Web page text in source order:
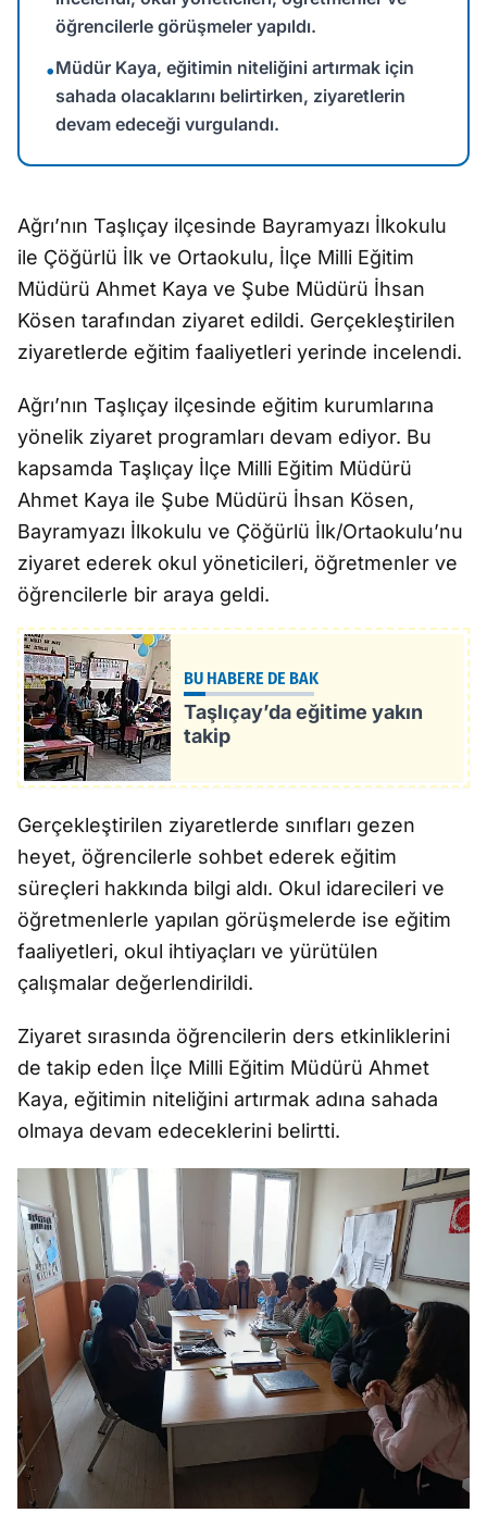
öğrencilerle görüşmeler yapıldı.
•Müdür Kaya, eğitimin niteliğini artırmak için
sahada olacaklarını belirtirken, ziyaretlerin
devam edeceği vurgulandı.
Ağrı’nın Taşlıçay ilçesinde Bayramyazı İlkokulu
ile Çöğürlü İlk ve Ortaokulu, İlçe Milli Eğitim
Müdürü Ahmet Kaya ve Şube Müdürü İhsan
Kösen tarafından ziyaret edildi. Gerçekleştirilen
ziyaretlerde eğitim faaliyetleri yerinde incelendi.
Ağrı’nın Taşlıçay ilçesinde eğitim kurumlarına
yönelik ziyaret programları devam ediyor. Bu
kapsamda Taşlıçay İlçe Milli Eğitim Müdürü
Ahmet Kaya ile Şube Müdürü İhsan Kösen,
Bayramyazı İlkokulu ve Çöğürlü İlk/Ortaokulu’nu
ziyaret ederek okul yöneticileri, öğretmenler ve
öğrencilerle bir araya geldi.
BU HABERE DE BAK
Taşlıçay’da eğitime yakın
takip
Gerçekleştirilen ziyaretlerde sınıfları gezen
heyet, öğrencilerle sohbet ederek eğitim
süreçleri hakkında bilgi aldı. Okul idarecileri ve
öğretmenlerle yapılan görüşmelerde ise eğitim
faaliyetleri, okul ihtiyaçları ve yürütülen
çalışmalar değerlendirildi.
Ziyaret sırasında öğrencilerin ders etkinliklerini
de takip eden İlçe Milli Eğitim Müdürü Ahmet
Kaya, eğitimin niteliğini artırmak adına sahada
olmaya devam edeceklerini belirtti.